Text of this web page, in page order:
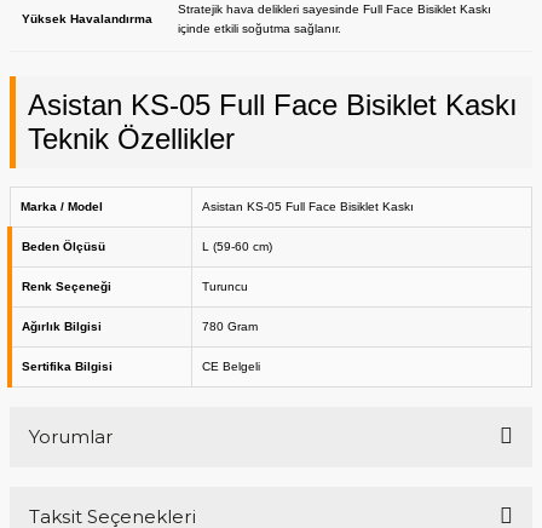
Yüksek Havalandırma
Stratejik hava delikleri sayesinde Full Face Bisiklet Kaskı
içinde etkili soğutma sağlanır.
Asistan KS-05 Full Face Bisiklet Kaskı
Teknik Özellikler
Marka / Model Asistan KS-05 Full Face Bisiklet Kaskı
Beden Ölçüsü L (59-60 cm)
Renk Seçeneği Turuncu
Ağırlık Bilgisi 780 Gram
Sertifika Bilgisi CE Belgeli
Yorumlar
Taksit Seçenekleri